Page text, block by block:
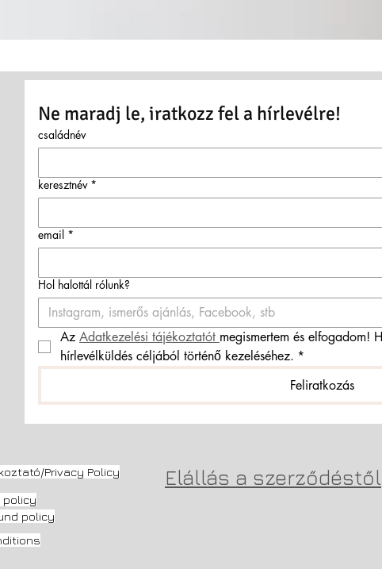
Ne maradj le, iratkozz fel a hírlevélre!
családnév
keresztnév *
email *
Hol halottál rólunk?
Az Adatkezelési tájékoztatót megismertem és elfogadom!
hírlevélküldés céljából történő kezeléséhez. *
Feliratkozás
Privacy Policy Elállás a szerződéstől
policy
policy